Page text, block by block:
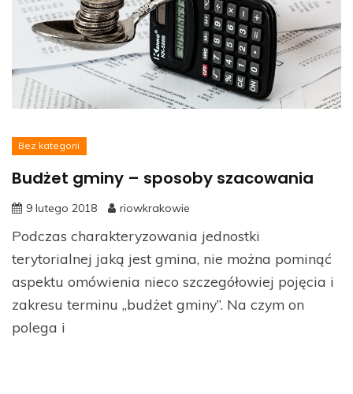
Bez kategorii
Budżet gminy – sposoby szacowania
9 lutego 2018 riowkrakowie
Podczas charakteryzowania jednostki
terytorialnej jaką jest gmina, nie można pominąć
aspektu omówienia nieco szczegółowiej pojęcia i
zakresu terminu „budżet gminy”. Na czym on
polega i